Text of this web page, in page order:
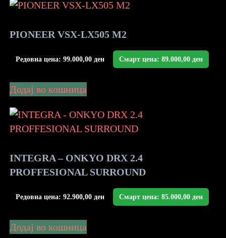
PIONEER VSX-LX505 M2
Редовна цена: 99.000,00 ден Смарт цена: 89.000,00 ден
Додај во кошница
INTEGRA – ONKYO DRX 2.4
PROFFESIONAL SURROUND
Редовна цена: 92.900,00 ден Смарт цена: 85.000,00 ден
Додај во кошница